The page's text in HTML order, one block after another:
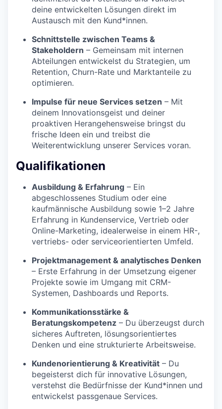
deine entwickelten Lösungen direkt im
Austausch mit den Kund*innen.
Schnittstelle zwischen Teams &
Stakeholdern – Gemeinsam mit internen
Abteilungen entwickelst du Strategien, um
Retention, Churn-Rate und Marktanteile zu
optimieren.
Impulse für neue Services setzen – Mit
deinem Innovationsgeist und deiner
proaktiven Herangehensweise bringst du
frische Ideen ein und treibst die
Weiterentwicklung unserer Services voran.
Qualifikationen
Ausbildung & Erfahrung – Ein
abgeschlossenes Studium oder eine
kaufmännische Ausbildung sowie 1–2 Jahre
Erfahrung in Kundenservice, Vertrieb oder
Online-Marketing, idealerweise in einem HR-,
vertriebs- oder serviceorientierten Umfeld.
Projektmanagement & analytisches Denken
– Erste Erfahrung in der Umsetzung eigener
Projekte sowie im Umgang mit CRM-
Systemen, Dashboards und Reports.
Kommunikationsstärke &
Beratungskompetenz – Du überzeugst durch
sicheres Auftreten, lösungsorientiertes
Denken und eine strukturierte Arbeitsweise.
Kundenorientierung & Kreativität – Du
begeisterst dich für innovative Lösungen,
verstehst die Bedürfnisse der Kund*innen und
entwickelst passgenaue Services.